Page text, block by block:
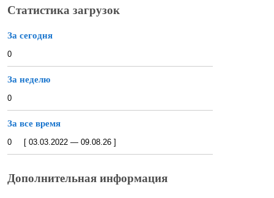
Статистика загрузок
За сегодня
0
За неделю
0
За все время
0 [ 03.03.2022 — 09.08.26 ]
Дополнительная информация